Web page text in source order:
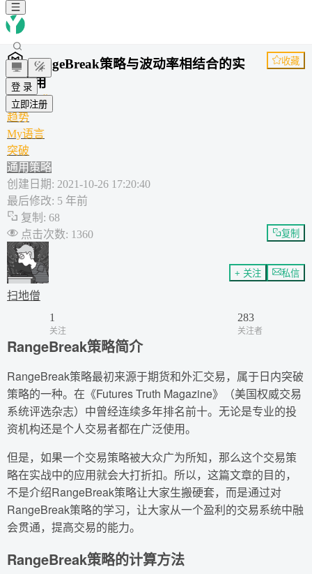
登 录
立即注册
RangeBreak策略与波动率相结合的实
战应用
收藏
商品期货
趋势
My语言
突破
通用策略
创建日期: 2021-10-26 17:20:40
最后修改: 5 年前
复制 : 68
点击次数: 1360 复制
扫地僧
+ 关注 私信
1
关注
283
关注者
RangeBreak策略简介
RangeBreak策略最初来源于期货和外汇交易，属于日内突破
策略的一种。在《Futures Truth Magazine》（美国权威交易
系统评选杂志）中曾经连续多年排名前十。无论是专业的投
资机构还是个人交易者都在广泛使用。
但是，如果一个交易策略被大众广为所知，那么这个交易策
略在实战中的应用就会大打折扣。所以，这篇文章的目的，
不是介绍RangeBreak策略让大家生搬硬套，而是通过对
RangeBreak策略的学习，让大家从一个盈利的交易系统中融
会贯通，提高交易的能力。
RangeBreak策略的计算方法